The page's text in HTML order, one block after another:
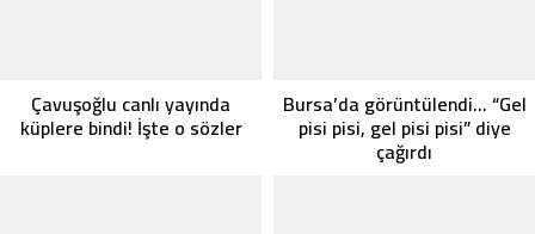
Çavuşoğlu canlı yayında
küplere bindi! İşte o sözler
Bursa’da görüntülendi… “Gel
pisi pisi, gel pisi pisi” diye
çağırdı